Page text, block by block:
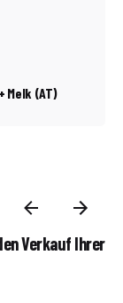
Melk (AT)
Verkauf Ihrer